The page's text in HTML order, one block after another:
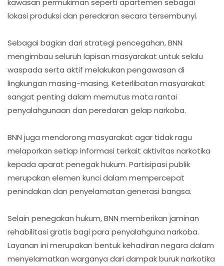
kawasan permukiman seperti apartemen sebagai
lokasi produksi dan peredaran secara tersembunyi.
Sebagai bagian dari strategi pencegahan, BNN
mengimbau seluruh lapisan masyarakat untuk selalu
waspada serta aktif melakukan pengawasan di
lingkungan masing-masing. Keterlibatan masyarakat
sangat penting dalam memutus mata rantai
penyalahgunaan dan peredaran gelap narkoba.
BNN juga mendorong masyarakat agar tidak ragu
melaporkan setiap informasi terkait aktivitas narkotika
kepada aparat penegak hukum. Partisipasi publik
merupakan elemen kunci dalam mempercepat
penindakan dan penyelamatan generasi bangsa.
Selain penegakan hukum, BNN memberikan jaminan
rehabilitasi gratis bagi para penyalahguna narkoba.
Layanan ini merupakan bentuk kehadiran negara dalam
menyelamatkan warganya dari dampak buruk narkotika